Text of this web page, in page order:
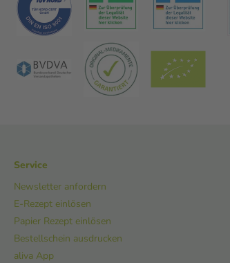
Service
Newsletter anfordern
E-Rezept einlösen
Papier Rezept einlösen
Bestellschein ausdrucken
aliva App